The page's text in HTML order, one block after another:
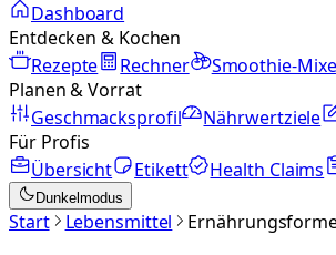
Dashboard
Entdecken & Kochen
Rezepte
Rechner Smoothie-
Planen & Vorrat
Geschmacksprofil
Nährwertziele
Für Profis
Übersicht
Etikett Health Claims
Dunkelmodus
Start Lebensmittel